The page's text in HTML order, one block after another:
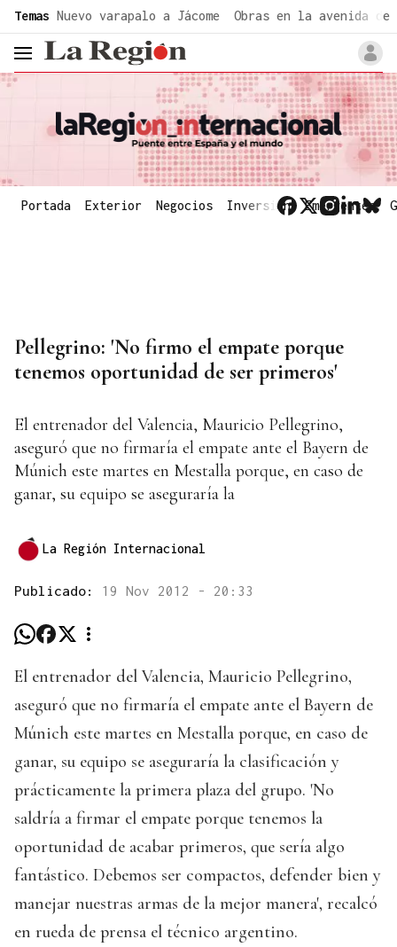
Temas Nuevo varapalo a Jácome Obras en la avenida de
header.menu.open
Portada Exterior Negocios Inversión Emergentes
Pellegrino: 'No firmo el empate porque
tenemos oportunidad de ser primeros'
El entrenador del Valencia, Mauricio Pellegrino,
aseguró que no firmaría el empate ante el Bayern de
Múnich este martes en Mestalla porque, en caso de
ganar, su equipo se aseguraría la
La Región Internacional
Publicado: 19 Nov 2012 - 20:33
El entrenador del Valencia, Mauricio Pellegrino,
aseguró que no firmaría el empate ante el Bayern de
Múnich este martes en Mestalla porque, en caso de
ganar, su equipo se aseguraría la clasificación y
prácticamente la primera plaza del grupo. 'No
saldría a firmar el empate porque tenemos la
oportunidad de acabar primeros, que sería algo
fantástico. Debemos ser compactos, defender bien y
manejar nuestras armas de la mejor manera', recalcó
en rueda de prensa el técnico argentino.